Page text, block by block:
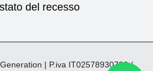
del recesso
| P.iva IT02578930782 /